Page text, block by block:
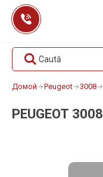
Перейти
содержанию
Caută
Домой Peugeot 3008
PEUGEOT 3008